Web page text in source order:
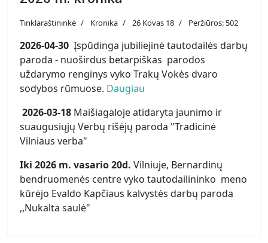
Tinklaraštininkė Kronika 26 Kovas 18 Peržiūros: 502
2026-04-30 Įspūdinga jubiliejinė tautodailės darbų
paroda - nuoširdus betarpiškas parodos
uždarymo renginys vyko Trakų Vokės dvaro
sodybos rūmuose. Daugiau
2026-03-18 Maišiagaloje atidaryta jaunimo ir
suaugusiųjų Verbų rišėjų paroda "Tradicinė
Vilniaus verba"
Iki 2026 m. vasario 20d. Vilniuje, Bernardinų
bendruomenės centre vyko tautodailininko meno
kūrėjo Evaldo Kapčiaus kalvystės darbų paroda
,,Nukalta saulė"